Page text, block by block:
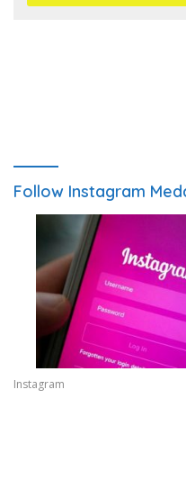
Follow Instagram
Instagram